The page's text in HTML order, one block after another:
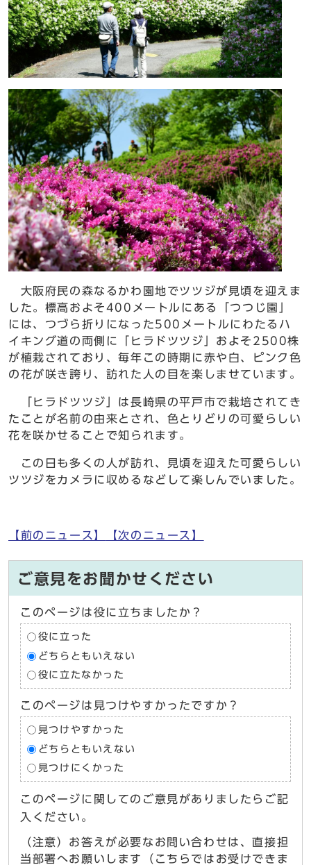
大阪府民の森なるかわ園地でツツジが見頃を迎えま
した。標高およそ400メートルにある「つつじ園」
には、つづら折りになった500メートルにわたるハ
イキング道の両側に「ヒラドツツジ」およそ2500株
が植栽されており、毎年この時期に赤や白、ピンク色
の花が咲き誇り、訪れた人の目を楽しませています。
「ヒラドツツジ」は長崎県の平戸市で栽培されてき
たことが名前の由来とされ、色とりどりの可愛らしい
花を咲かせることで知られます。
この日も多くの人が訪れ、見頃を迎えた可愛らしい
ツツジをカメラに収めるなどして楽しんでいました。
【前のニュース】 【次のニュース】
ご意見をお聞かせください
このページは役に立ちましたか？
役に立った
どちらともいえない
役に立たなかった
このページは見つけやすかったですか？
見つけやすかった
どちらともいえない
見つけにくかった
このページに関してのご意見がありましたらご記
入ください。
（注意）お答えが必要なお問い合わせは、直接担
当部署へお願いします（こちらではお受けできま